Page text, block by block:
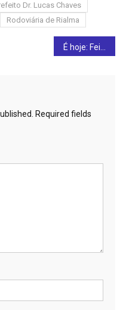
Dr. Lucas Chaves
Rodoviária de Rialma
Required fields